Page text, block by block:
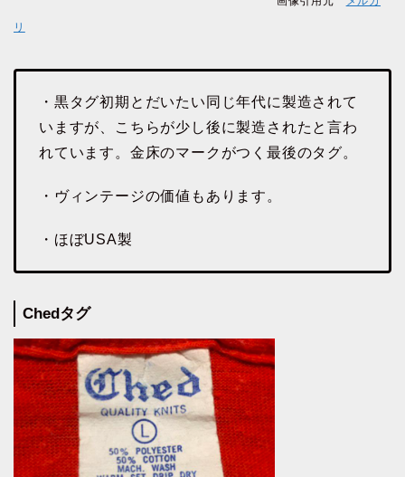
リ
・黒タグ初期とだいたい同じ年代に製造されて
いますが、こちらが少し後に製造されたと言わ
れています。金床のマークがつく最後のタグ。
・ヴィンテージの価値もあります。
・ほぼUSA製
Chedタグ